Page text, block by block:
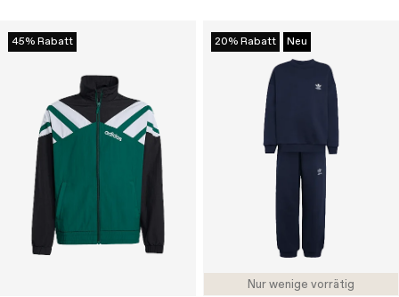
45% Rabatt
Nur wenige vorrätig
20% Rabatt Neu